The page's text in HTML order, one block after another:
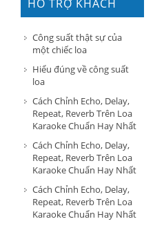
HỖ TRỢ KHÁCH
HÀNG
Công suất thật sự của
một chiếc loa
Hiểu đúng về công suất
loa
Cách Chỉnh Echo, Delay,
Repeat, Reverb Trên Loa
Karaoke Chuẩn Hay Nhất
Cách Chỉnh Echo, Delay,
Repeat, Reverb Trên Loa
Karaoke Chuẩn Hay Nhất
Cách Chỉnh Echo, Delay,
Repeat, Reverb Trên Loa
Karaoke Chuẩn Hay Nhất